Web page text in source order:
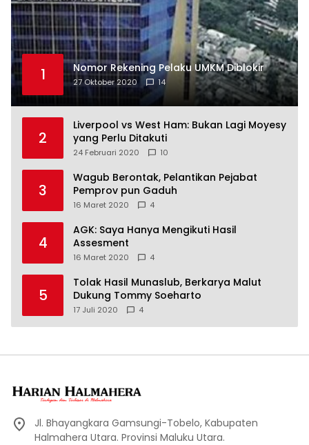
1 Nomor Rekening Pelaku UMKM Diblokir
27 Oktober 2020 14
2
Liverpool vs West Ham: Bukan Lagi Moyesy
yang Perlu Ditakuti
24 Februari 2020 10
3
Wagub Berontak, Pelantikan Pejabat
Pemprov pun Gaduh
16 Maret 2020 4
4
AGK: Saya Hanya Mengikuti Hasil
Assesment
16 Maret 2020 4
5
Tolak Hasil Munaslub, Berkarya Malut
Dukung Tommy Soeharto
17 Juli 2020 4
Jl. Bhayangkara Gamsungi-Tobelo, Kabupaten
Halmahera Utara. Provinsi Maluku Utara.